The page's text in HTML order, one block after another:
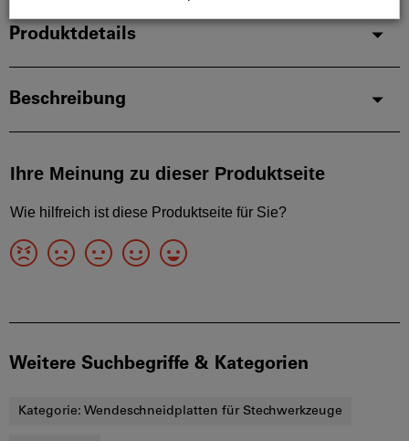
Produktdetails
Beschreibung
Weitere Suchbegriffe & Kategorien
Kategorie: Wendeschneidplatten für Stechwerkzeuge